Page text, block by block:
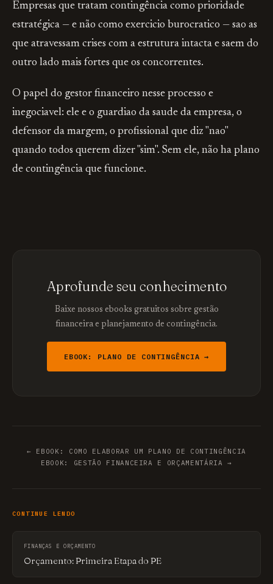
Empresas que tratam contingência como prioridade
estratégica — e não como exercicio burocratico — sao as
que atravessam crises com a estrutura intacta e saem do
outro lado mais fortes que os concorrentes.
O papel do gestor financeiro nesse processo e
inegociavel: ele e o guardiao da saude da empresa, o
defensor da margem, o profissional que diz "nao"
quando todos querem dizer "sim". Sem ele, não ha plano
de contingência que funcione.
Aprofunde seu conhecimento
Baixe nossos ebooks gratuitos sobre gestão
financeira e planejamento de contingência.
EBOOK: PLANO DE CONTINGÊNCIA →
← EBOOK: COMO ELABORAR UM PLANO DE CONTINGÊNCIA
EBOOK: GESTÃO FINANCEIRA E ORÇAMENTÁRIA →
CONTINUE LENDO
FINANÇAS E ORÇAMENTO
Orçamento: Primeira Etapa do PE